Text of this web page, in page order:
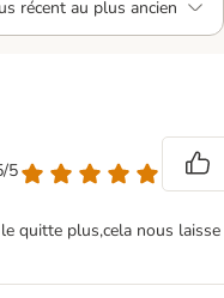
5
quitte plus,cela nous laisse